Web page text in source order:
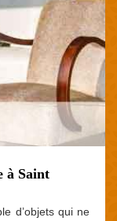
à Saint
d’objets qui ne